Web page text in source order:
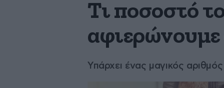
Τι ποσοστό
αφιερώνουμε
Υπάρχει ένας μαγικός